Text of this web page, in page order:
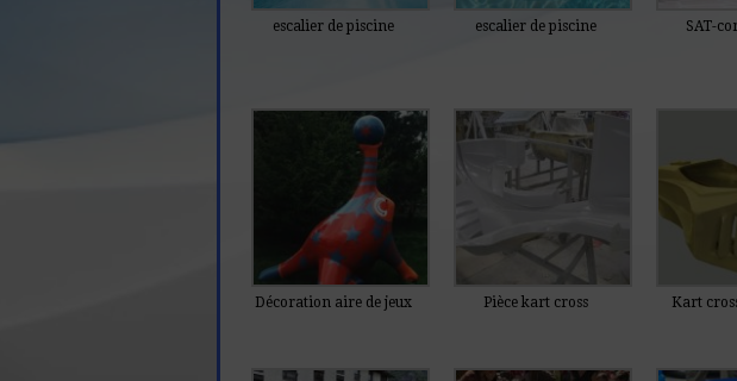
escalier de piscine escalier de piscine SAT-
Décoration aire de jeux Pièce kart cross Kart